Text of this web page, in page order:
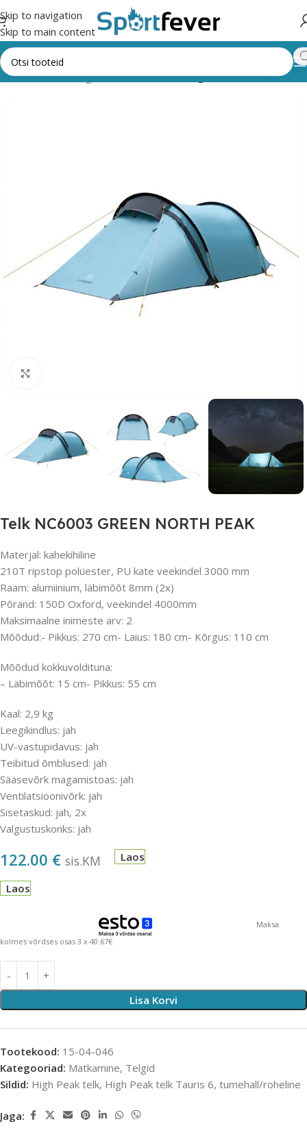
Skip to navigation
Skip to main content
Esileht Kõik kategooriad Matkamine Telgid
Telk NC6003 GREEN NORTH PEAK
Materjal: kahekihiline
210T ripstop polüester, PU kate veekindel 3000 mm
Raam: alumiinium, läbimõõt 8mm (2x)
Põrand: 150D Oxford, veekindel 4000mm
Maksimaalne inimeste arv: 2
Mõõdud:- Pikkus: 270 cm- Laius: 180 cm- Kõrgus: 110 cm
Mõõdud kokkuvoldituna:
– Läbimõõt: 15 cm- Pikkus: 55 cm
Kaal: 2,9 kg
Leegikindlus: jah
UV-vastupidavus: jah
Teibitud õmblused: jah
Sääsevõrk magamistoas: jah
Ventilatsioonivõrk: jah
Sisetaskud: jah, 2x
Valgustuskonks: jah
122.00 € sis.KM Laos
Laos
Maksa
kolmes võrdses osas 3 x 40.67€
Lisa Korvi
Tootekood: 15-04-046
Kategooriad: Matkamine, Telgid
Sildid: High Peak telk, High Peak telk Tauris 6, tumehall/roheline
Jaga: